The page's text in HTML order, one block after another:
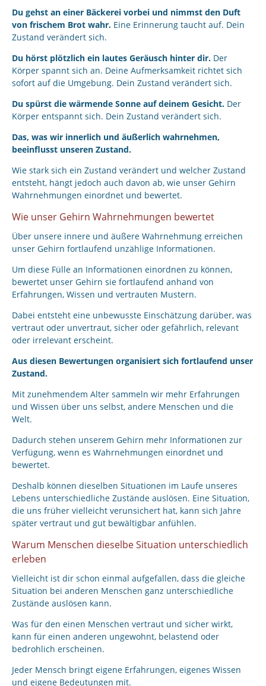
Du gehst an einer Bäckerei vorbei und nimmst den Duft
von frischem Brot wahr. Eine Erinnerung taucht auf. Dein
Zustand verändert sich.
Du hörst plötzlich ein lautes Geräusch hinter dir. Der
Körper spannt sich an. Deine Aufmerksamkeit richtet sich
sofort auf die Umgebung. Dein Zustand verändert sich.
Du spürst die wärmende Sonne auf deinem Gesicht. Der
Körper entspannt sich. Dein Zustand verändert sich.
Das, was wir innerlich und äußerlich wahrnehmen,
beeinflusst unseren Zustand.
Wie stark sich ein Zustand verändert und welcher Zustand
entsteht, hängt jedoch auch davon ab, wie unser Gehirn
Wahrnehmungen einordnet und bewertet.
Wie unser Gehirn Wahrnehmungen bewertet
Über unsere innere und äußere Wahrnehmung erreichen
unser Gehirn fortlaufend unzählige Informationen.
Um diese Fülle an Informationen einordnen zu können,
bewertet unser Gehirn sie fortlaufend anhand von
Erfahrungen, Wissen und vertrauten Mustern.
Dabei entsteht eine unbewusste Einschätzung darüber, was
vertraut oder unvertraut, sicher oder gefährlich, relevant
oder irrelevant erscheint.
Aus diesen Bewertungen organisiert sich fortlaufend unser
Zustand.
Mit zunehmendem Alter sammeln wir mehr Erfahrungen
und Wissen über uns selbst, andere Menschen und die
Welt.
Dadurch stehen unserem Gehirn mehr Informationen zur
Verfügung, wenn es Wahrnehmungen einordnet und
bewertet.
Deshalb können dieselben Situationen im Laufe unseres
Lebens unterschiedliche Zustände auslösen. Eine Situation,
die uns früher vielleicht verunsichert hat, kann sich Jahre
später vertraut und gut bewältigbar anfühlen.
Warum Menschen dieselbe Situation unterschiedlich
erleben
Vielleicht ist dir schon einmal aufgefallen, dass die gleiche
Situation bei anderen Menschen ganz unterschiedliche
Zustände auslösen kann.
Was für den einen Menschen vertraut und sicher wirkt,
kann für einen anderen ungewohnt, belastend oder
bedrohlich erscheinen.
Jeder Mensch bringt eigene Erfahrungen, eigenes Wissen
und eigene Bedeutungen mit.